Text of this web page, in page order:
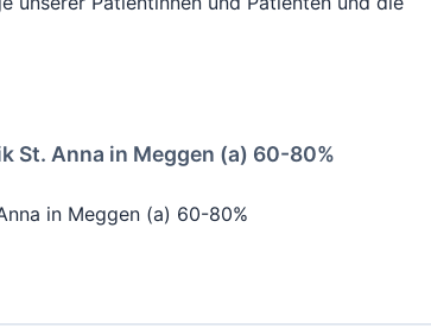
St. Anna in Meggen (a) 60-80%
in Meggen (a) 60-80%